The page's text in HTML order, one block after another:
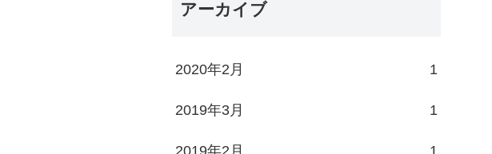
アーカイブ
2020年2月 1
2019年3月 1